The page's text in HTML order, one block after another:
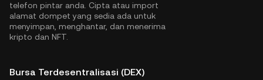
telefon pintar anda. Cipta atau import
alamat dompet yang sedia ada untuk
menyimpan, menghantar, dan menerima
kripto dan NFT.
Bursa Terdesentralisasi (DEX)